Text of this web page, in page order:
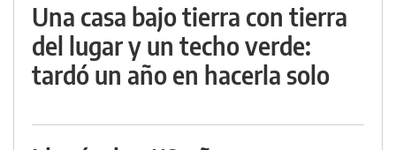
Una casa bajo tierra con tierra
del lugar y un techo verde:
tardó un año en hacerla solo